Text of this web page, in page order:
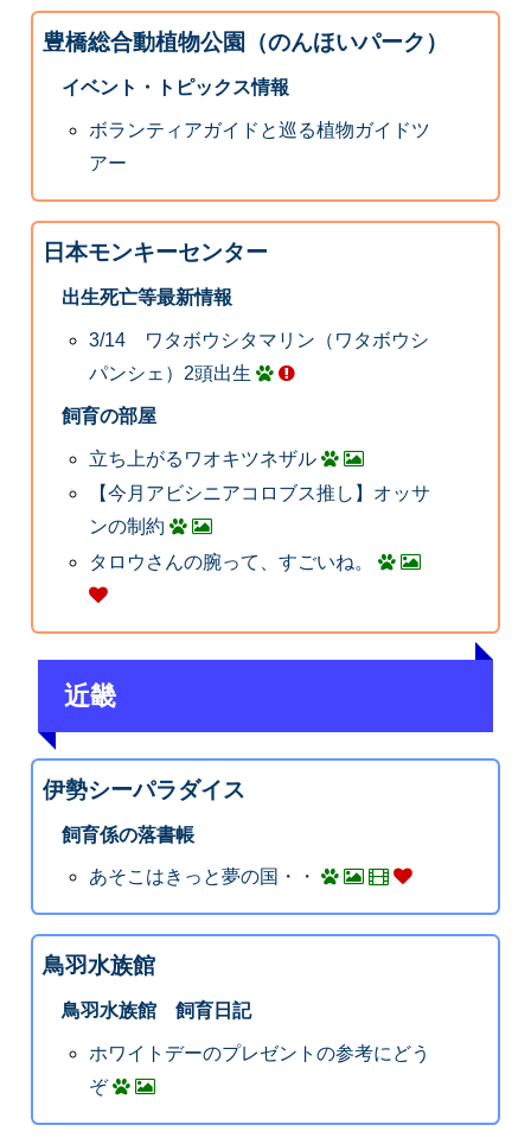
豊橋総合動植物公園（のんほいパーク）
イベント・トピックス情報
ボランティアガイドと巡る植物ガイドツ
アー
日本モンキーセンター
出生死亡等最新情報
3/14 ワタボウシタマリン（ワタボウシ
パンシェ）2頭出生
飼育の部屋
立ち上がるワオキツネザル
【今月アビシニアコロブス推し】オッサ
ンの制約
タロウさんの腕って、すごいね。
近畿
伊勢シーパラダイス
飼育係の落書帳
あそこはきっと夢の国・・
鳥羽水族館
鳥羽水族館 飼育日記
ホワイトデーのプレゼントの参考にどう
ぞ